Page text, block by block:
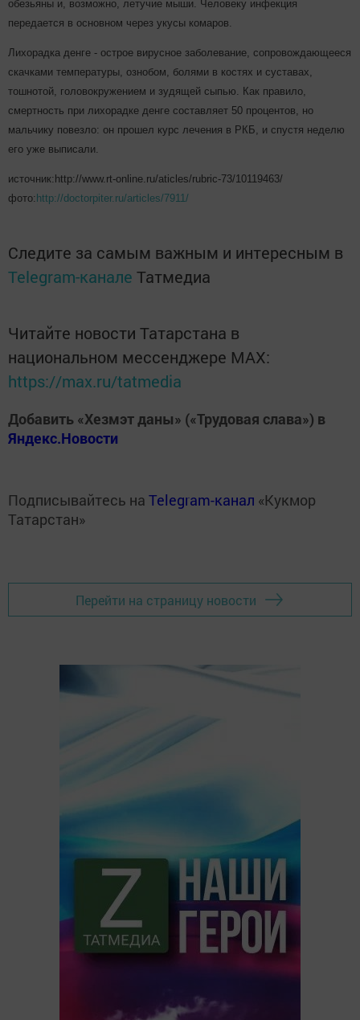
обезьяны и, возможно, летучие мыши. Человеку инфекция
передается в основном через укусы комаров.
Лихорадка денге - острое вирусное заболевание, сопровождающееся
скачками температуры, ознобом, болями в костях и суставах,
тошнотой, головокружением и зудящей сыпью. Как правило,
смертность при лихорадке денге составляет 50 процентов, но
мальчику повезло: он прошел курс лечения в РКБ, и спустя неделю
его уже выписали.
источник:http://www.rt-online.ru/aticles/rubric-73/10119463/
фото: http://doctorpiter.ru/articles/7911/
Следите за самым важным и интересным в
Telegram-канале Татмедиа
Читайте новости Татарстана в
национальном мессенджере MАХ:
https://max.ru/tatmedia
Добавить «Хезмэт даны» («Трудовая слава») в
Яндекс.Новости
Подписывайтесь на Telegram-канал «Кукмор
Татарстан»
Перейти на страницу новости